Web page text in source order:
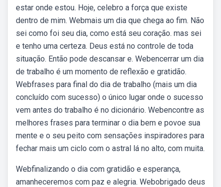
estar onde estou. Hoje, celebro a força que existe
dentro de mim. Web⁠mais um dia que chega ao fim. Não
sei como foi seu dia, como está seu coração. mas sei
e tenho uma certeza. Deus está no controle de toda
situação. Então pode descansar e. Webencerrar um dia
de trabalho é um momento de reflexão e gratidão.
Webfrases para final do dia de trabalho (mais um dia
concluído com sucesso) o único lugar onde o sucesso
vem antes do trabalho é no dicionário. Webencontre as
melhores frases para terminar o dia bem e povoe sua
mente e o seu peito com sensações inspiradores para
fechar mais um ciclo com o astral lá no alto, com muita.
Webfinalizando o dia com gratidão e esperança,
amanheceremos com paz e alegria. Webobrigado deus